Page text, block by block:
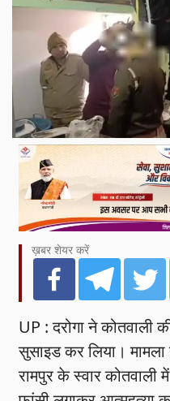
ख़बर शेयर करें
UP : दरोगा ने कोतवाली
सुसाइड कर लिया।
रामपुर के स्वार